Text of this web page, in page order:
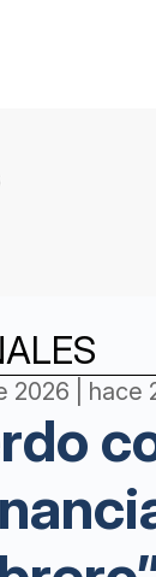
2026 | hace